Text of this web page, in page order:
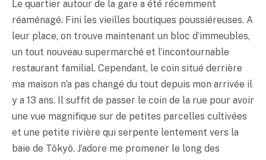
Le quartier autour de la gare a été récemment
réaménagé. Fini les vieilles boutiques poussiéreuses. A
leur place, on trouve maintenant un bloc d’immeubles,
un tout nouveau supermarché et l’incontournable
restaurant familial. Cependant, le coin situé derrière
ma maison n’a pas changé du tout depuis mon arrivée il
y a 13 ans. Il suffit de passer le coin de la rue pour avoir
une vue magnifique sur de petites parcelles cultivées
et une petite rivière qui serpente lentement vers la
baie de Tôkyô. J’adore me promener le long des